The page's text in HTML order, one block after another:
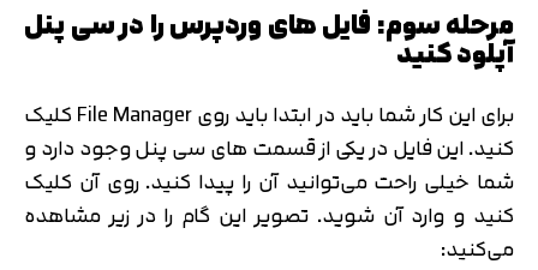
مرحله سوم: فایل های وردپرس را در سی پنل
آپلود کنید
برای این کار شما باید در ابتدا باید روی File Manager کلیک
کنید. این فایل در یکی از قسمت های سی پنل وجود دارد و
شما خیلی راحت می‌توانید آن را پیدا کنید. روی آن کلیک
کنید و وارد آن شوید. تصویر این گام را در زیر مشاهده
می‌کنید: